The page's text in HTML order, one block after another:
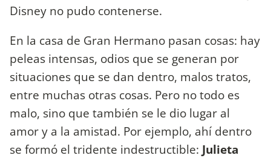
Disney no pudo contenerse.
En la casa de Gran Hermano pasan cosas: hay
peleas intensas, odios que se generan por
situaciones que se dan dentro, malos tratos,
entre muchas otras cosas. Pero no todo es
malo, sino que también se le dio lugar al
amor y a la amistad. Por ejemplo, ahí dentro
se formó el tridente indestructible: Julieta